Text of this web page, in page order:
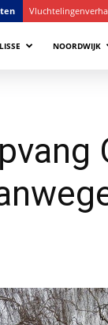
LISSE NOORDWIJK